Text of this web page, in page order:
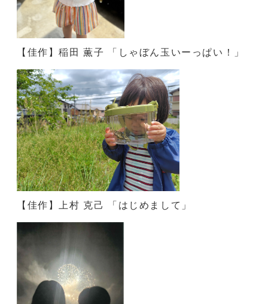
【佳作】稲田 薫子 「しゃぼん玉いーっぱい！」
【佳作】上村 克己 「はじめまして」